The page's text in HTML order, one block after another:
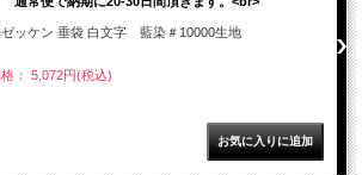
ッケン 垂袋 白文字 藍染＃10000生地
： 5,072円(税込)